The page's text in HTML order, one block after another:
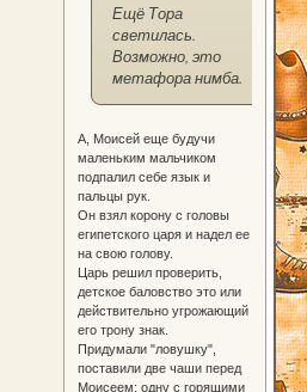
Ещё Тора
светилась.
Возможно, это
метафора нимба.
А, Моисей еще будучи
маленьким мальчиком
подпалил себе язык и
пальцы рук.
Он взял корону с головы
египетского царя и надел ее
на свою голову.
Царь решил проверить,
детское баловство это или
действительно угрожающий
его трону знак.
Придумали "ловушку",
поставили две чаши перед
Моисеем: одну с горящими